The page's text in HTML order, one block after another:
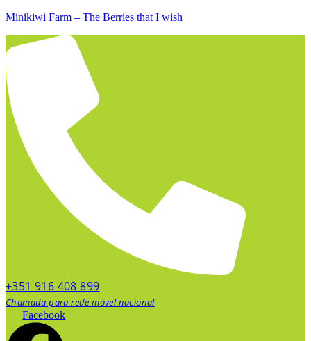
Minikiwi Farm – The Berries that I wish
+351 916 408 899
Chamada para rede móvel nacional
Facebook